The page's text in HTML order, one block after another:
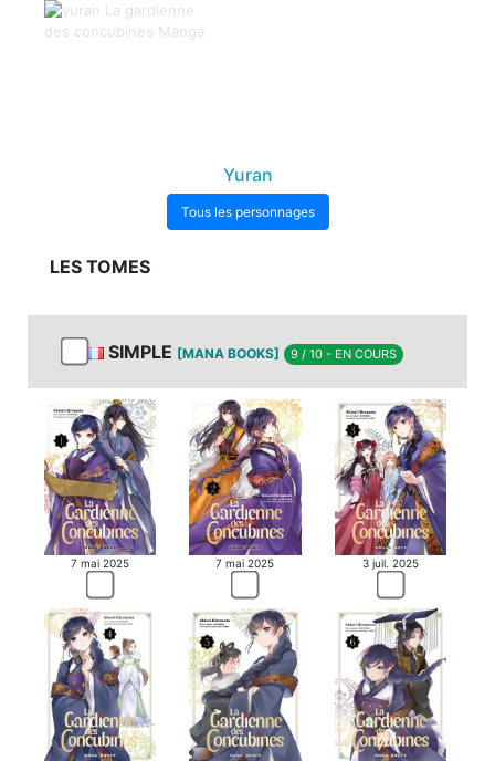
MANGA
Yuran
Tous les personnages
LES TOMES
SIMPLE [MANA BOOKS] 9 / 10 - EN COURS
7 mai 2025 7 mai 2025 3 juil. 2025